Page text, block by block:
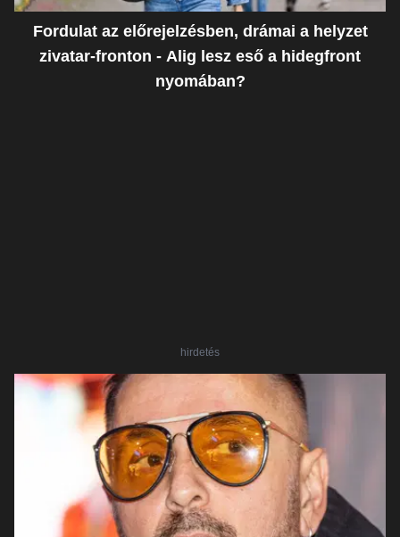
Fordulat az előrejelzésben, drámai a helyzet
zivatar-fronton - Alig lesz eső a hidegfront
nyomában?
hirdetés